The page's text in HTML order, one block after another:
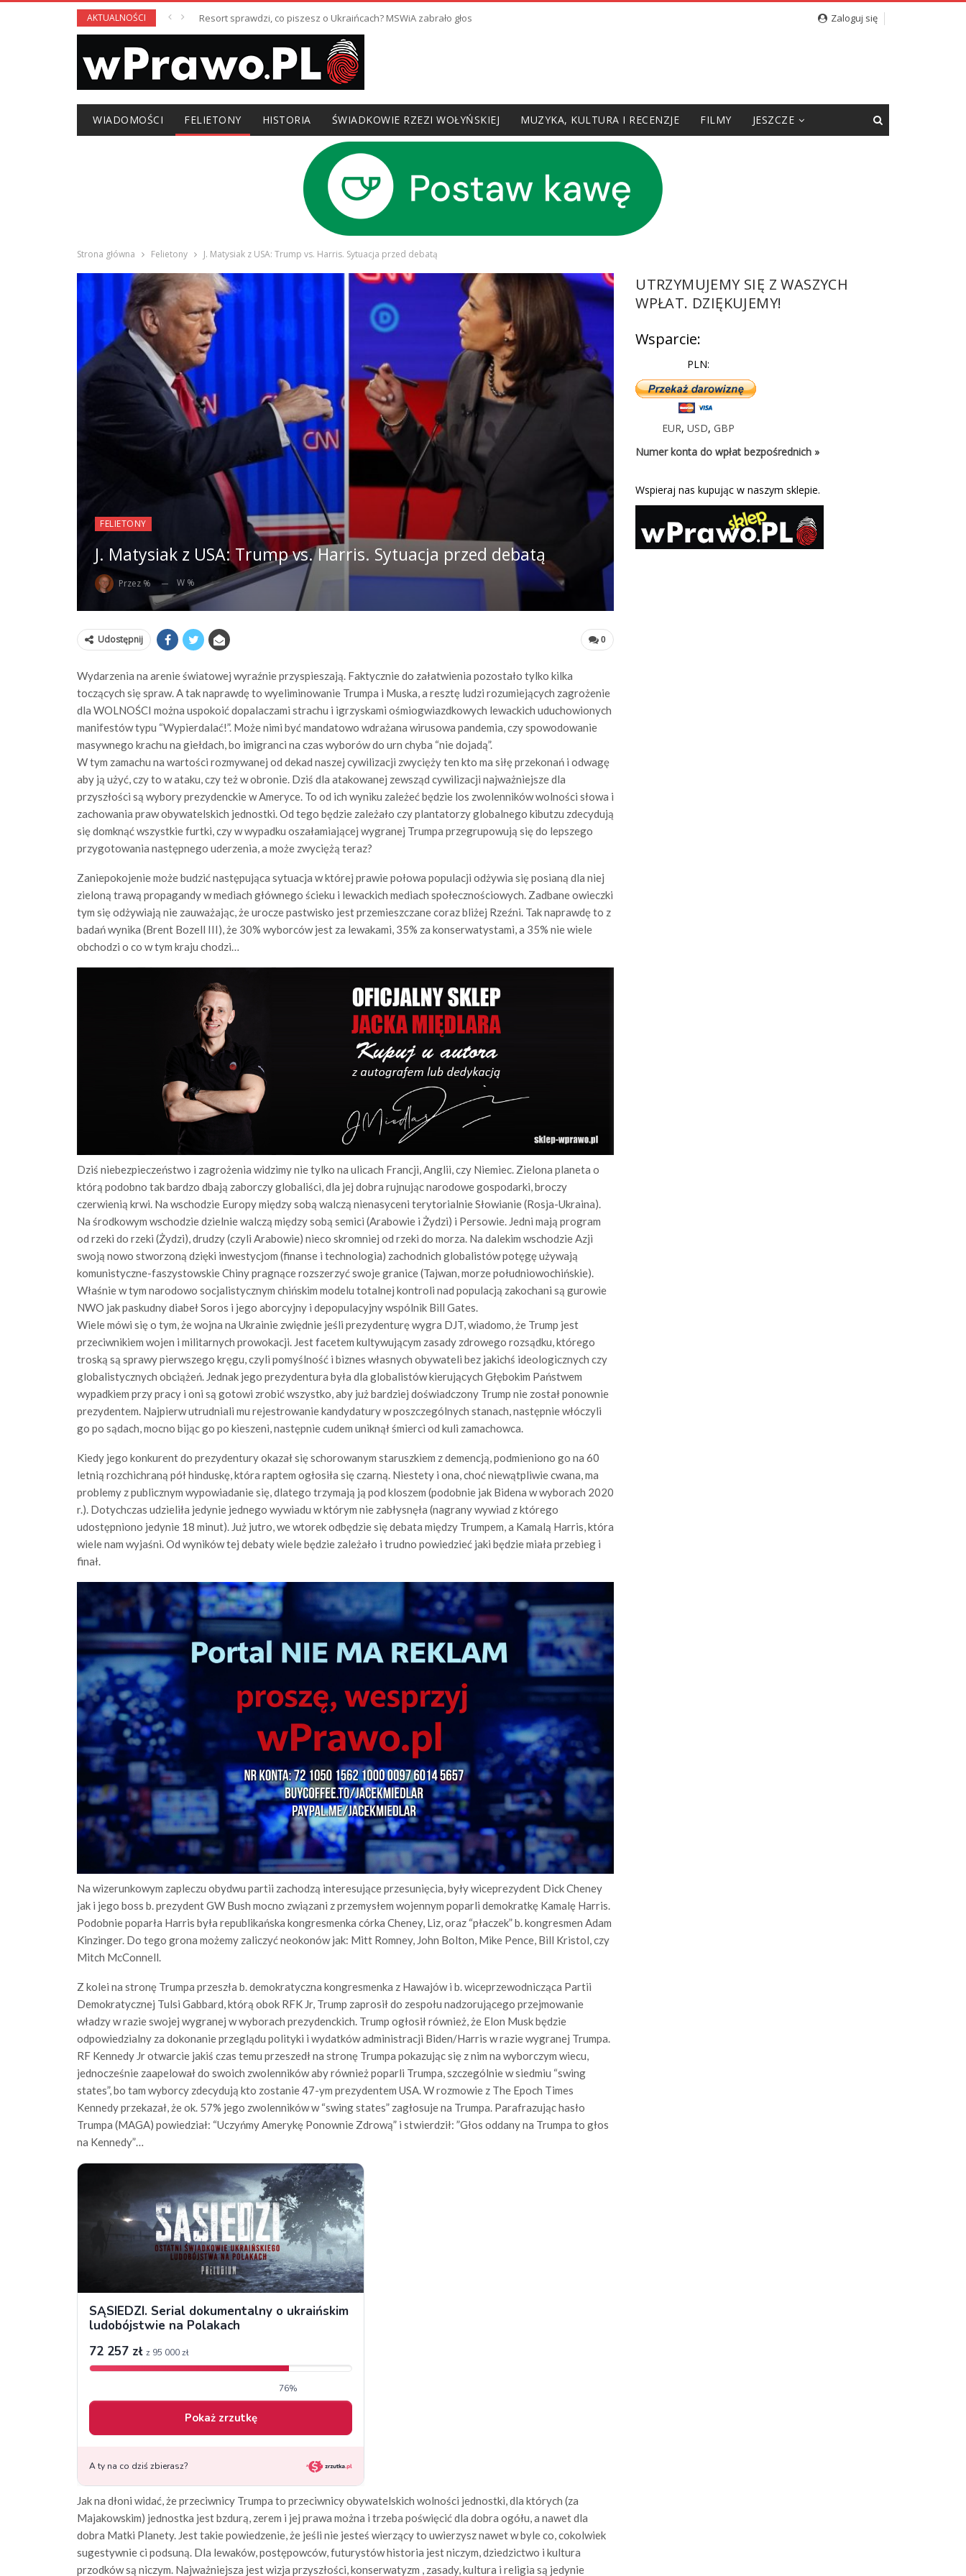
AKTUALNOŚCI Resort sprawdzi, co piszesz o Ukraińcach? MSWiA zabrało głos Zaloguj się
WIADOMOŚCI FELIETONY HISTORIA ŚWIADKOWIE RZEZI WOŁYŃSKIEJ MUZYKA, KULTURA I RECENZJE FILMY JESZCZE
Strona główna Felietony J. Matysiak z USA: Trump vs. Harris. Sytuacja przed debatą
FELIETONY
J. Matysiak z USA: Trump vs. Harris. Sytuacja przed debatą
Przez % W %
0
Udostępnij
Wydarzenia na arenie światowej wyraźnie przyspieszają. Faktycznie do załatwienia pozostało tylko kilka
toczących się spraw. A tak naprawdę to wyeliminowanie Trumpa i Muska, a resztę ludzi rozumiejących zagrożenie
dla WOLNOŚCI można uspokoić dopalaczami strachu i igrzyskami ośmiogwiazdkowych lewackich uduchowionych
manifestów typu “Wypierdalać!”. Może nimi być mandatowo wdrażana wirusowa pandemia, czy spowodowanie
masywnego krachu na giełdach, bo imigranci na czas wyborów do urn chyba “nie dojadą”.
W tym zamachu na wartości rozmywanej od dekad naszej cywilizacji zwycięży ten kto ma siłę przekonań i odwagę
aby ją użyć, czy to w ataku, czy też w obronie. Dziś dla atakowanej zewsząd cywilizacji najważniejsze dla
przyszłości są wybory prezydenckie w Ameryce. To od ich wyniku zależeć będzie los zwolenników wolności słowa i
zachowania praw obywatelskich jednostki. Od tego będzie zależało czy plantatorzy globalnego kibutzu zdecydują
się domknąć wszystkie furtki, czy w wypadku oszałamiającej wygranej Trumpa przegrupowują się do lepszego
przygotowania następnego uderzenia, a może zwyciężą teraz?
Zaniepokojenie może budzić następująca sytuacja w której prawie połowa populacji odżywia się posianą dla niej
zieloną trawą propagandy w mediach głównego ścieku i lewackich mediach społecznościowych. Zadbane owieczki
tym się odżywiają nie zauważając, że urocze pastwisko jest przemieszczane coraz bliżej Rzeźni. Tak naprawdę to z
badań wynika (Brent Bozell III), że 30% wyborców jest za lewakami, 35% za konserwatystami, a 35% nie wiele
obchodzi o co w tym kraju chodzi…
Dziś niebezpieczeństwo i zagrożenia widzimy nie tylko na ulicach Francji, Anglii, czy Niemiec. Zielona planeta o
którą podobno tak bardzo dbają zaborczy globaliści, dla jej dobra rujnując narodowe gospodarki, broczy
czerwienią krwi. Na wschodzie Europy między sobą walczą nienasyceni terytorialnie Słowianie (Rosja-Ukraina).
Na środkowym wschodzie dzielnie walczą między sobą semici (Arabowie i Żydzi) i Persowie. Jedni mają program
od rzeki do rzeki (Żydzi), drudzy (czyli Arabowie) nieco skromniej od rzeki do morza. Na dalekim wschodzie Azji
swoją nowo stworzoną dzięki inwestycjom (finanse i technologia) zachodnich globalistów potęgę używają
komunistyczne-faszystowskie Chiny pragnące rozszerzyć swoje granice (Tajwan, morze południowochińskie).
Właśnie w tym narodowo socjalistycznym chińskim modelu totalnej kontroli nad populacją zakochani są gurowie
NWO jak paskudny diabeł Soros i jego aborcyjny i depopulacyjny wspólnik Bill Gates.
Wiele mówi się o tym, że wojna na Ukrainie zwiędnie jeśli prezydenturę wygra DJT, wiadomo, że Trump jest
przeciwnikiem wojen i militarnych prowokacji. Jest facetem kultywującym zasady zdrowego rozsądku, którego
troską są sprawy pierwszego kręgu, czyli pomyślność i biznes własnych obywateli bez jakichś ideologicznych czy
globalistycznych obciążeń. Jednak jego prezydentura była dla globalistów kierujących Głębokim Państwem
wypadkiem przy pracy i oni są gotowi zrobić wszystko, aby już bardziej doświadczony Trump nie został ponownie
prezydentem. Najpierw utrudniali mu rejestrowanie kandydatury w poszczególnych stanach, następnie włóczyli
go po sądach, mocno bijąc go po kieszeni, następnie cudem uniknął śmierci od kuli zamachowca.
Kiedy jego konkurent do prezydentury okazał się schorowanym staruszkiem z demencją, podmieniono go na 60
letnią rozchichraną pół hinduskę, która raptem ogłosiła się czarną. Niestety i ona, choć niewątpliwie cwana, ma
problemy z publicznym wypowiadanie się, dlatego trzymają ją pod kloszem (podobnie jak Bidena w wyborach 2020
r.). Dotychczas udzieliła jedynie jednego wywiadu w którym nie zabłysnęła (nagrany wywiad z którego
udostępniono jedynie 18 minut). Już jutro, we wtorek odbędzie się debata między Trumpem, a Kamalą Harris, która
wiele nam wyjaśni. Od wyników tej debaty wiele będzie zależało i trudno powiedzieć jaki będzie miała przebieg i
finał.
Na wizerunkowym zapleczu obydwu partii zachodzą interesujące przesunięcia, były wiceprezydent Dick Cheney
jak i jego boss b. prezydent GW Bush mocno związani z przemysłem wojennym poparli demokratkę Kamalę Harris.
Podobnie poparła Harris była republikańska kongresmenka córka Cheney, Liz, oraz “płaczek” b. kongresmen Adam
Kinzinger. Do tego grona możemy zaliczyć neokonów jak: Mitt Romney, John Bolton, Mike Pence, Bill Kristol, czy
Mitch McConnell.
Z kolei na stronę Trumpa przeszła b. demokratyczna kongresmenka z Hawajów i b. wiceprzewodnicząca Partii
Demokratycznej Tulsi Gabbard, którą obok RFK Jr, Trump zaprosił do zespołu nadzorującego przejmowanie
władzy w razie swojej wygranej w wyborach prezydenckich. Trump ogłosił również, że Elon Musk będzie
odpowiedzialny za dokonanie przeglądu polityki i wydatków administracji Biden/Harris w razie wygranej Trumpa.
RF Kennedy Jr otwarcie jakiś czas temu przeszedł na stronę Trumpa pokazując się z nim na wyborczym wiecu,
jednocześnie zaapelował do swoich zwolenników aby również poparli Trumpa, szczególnie w siedmiu “swing
states”, bo tam wyborcy zdecydują kto zostanie 47-ym prezydentem USA. W rozmowie z The Epoch Times
Kennedy przekazał, że ok. 57% jego zwolenników w “swing states” zagłosuje na Trumpa. Parafrazując hasło
Trumpa (MAGA) powiedział: “Uczyńmy Amerykę Ponownie Zdrową” i stwierdził: ”Głos oddany na Trumpa to głos
na Kennedy”…
Jak na dłoni widać, że przeciwnicy Trumpa to przeciwnicy obywatelskich wolności jednostki, dla których (za
Majakowskim) jednostka jest bzdurą, zerem i jej prawa można i trzeba poświęcić dla dobra ogółu, a nawet dla
dobra Matki Planety. Jest takie powiedzenie, że jeśli nie jesteś wierzący to uwierzysz nawet w byle co, cokolwiek
sugestywnie ci podsuną. Dla lewaków, postępowców, futurystów historia jest niczym, dziedzictwo i kultura
przodków są niczym. Najważniejsza jest wizja przyszłości, konserwatyzm , zasady, kultura i religia są jedynie
UTRZYMUJEMY SIĘ Z WASZYCH
WPŁAT. DZIĘKUJEMY!
Wsparcie:
PLN:
EUR,USD,GBP
Numer konta do wpłat bezpośrednich »
Wspieraj nas kupując w naszym sklepie.